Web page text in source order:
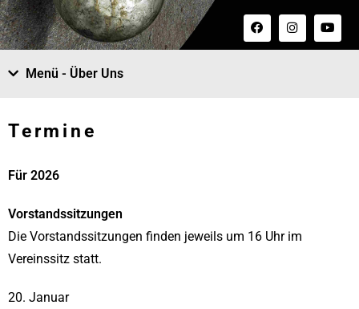
Menü - Über Uns
Termine
Für 2026
Vorstandssitzungen
Die Vorstandssitzungen finden jeweils um 16 Uhr im
Vereinssitz statt.
20. Januar